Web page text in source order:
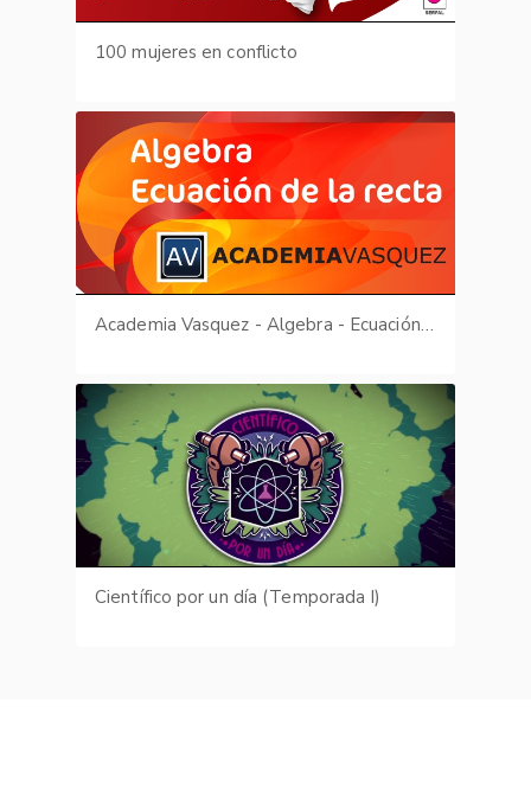
100 mujeres en conflicto
Academia Vasquez - Algebra - Ecuación de la recta
Científico por un día (Temporada I)